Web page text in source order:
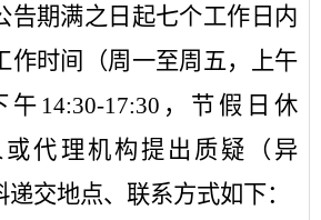
告期满之日起七个工作日内
作时间（周一至周五，上午
午14:30-17:30，节假日休
代理机构提出质疑（异
交地点、联系方式如下：